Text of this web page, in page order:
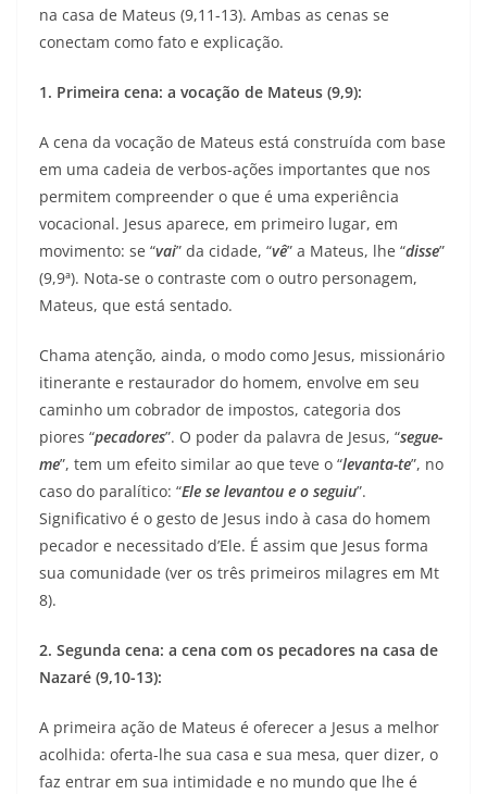
na casa de Mateus (9,11-13). Ambas as cenas se
conectam como fato e explicação.
1. Primeira cena: a vocação de Mateus (9,9):
A cena da vocação de Mateus está construída com base
em uma cadeia de verbos-ações importantes que nos
permitem compreender o que é uma experiência
vocacional. Jesus aparece, em primeiro lugar, em
movimento: se “vai” da cidade, “vê” a Mateus, lhe “disse”
(9,9ª). Nota-se o contraste com o outro personagem,
Mateus, que está sentado.
Chama atenção, ainda, o modo como Jesus, missionário
itinerante e restaurador do homem, envolve em seu
caminho um cobrador de impostos, categoria dos
piores “pecadores”. O poder da palavra de Jesus, “segue-
me”, tem um efeito similar ao que teve o “levanta-te”, no
caso do paralítico: “Ele se levantou e o seguiu”.
Significativo é o gesto de Jesus indo à casa do homem
pecador e necessitado d’Ele. É assim que Jesus forma
sua comunidade (ver os três primeiros milagres em Mt
8).
2. Segunda cena: a cena com os pecadores na casa de
Nazaré (9,10-13):
A primeira ação de Mateus é oferecer a Jesus a melhor
acolhida: oferta-lhe sua casa e sua mesa, quer dizer, o
faz entrar em sua intimidade e no mundo que lhe é